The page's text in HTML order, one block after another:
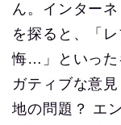
ん。インター
を探ると、「
悔…」といった
ガティブな意
地の問題？ エ